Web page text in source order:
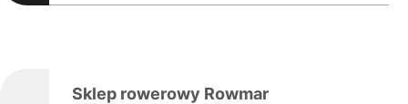
Sklep rowerowy Rowmar